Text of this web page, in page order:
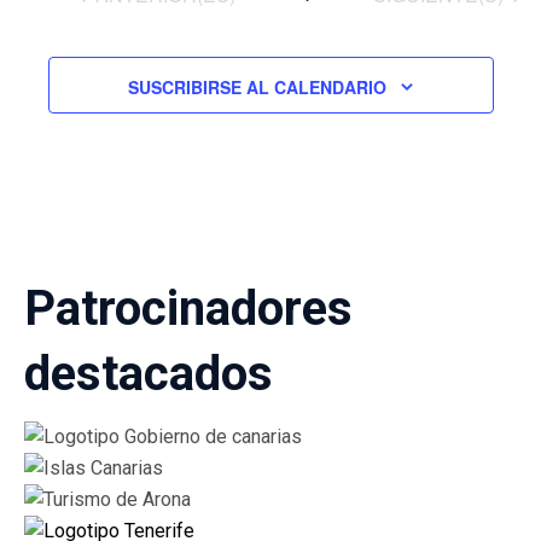
y
SUSCRIBIRSE AL CALENDARIO
Patrocinadores
destacados